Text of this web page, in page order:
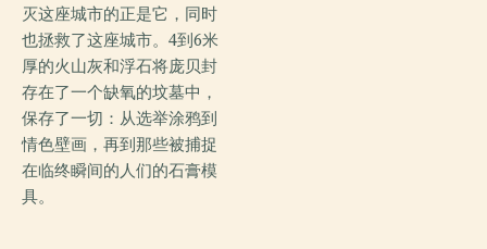
灭这座城市的正是它，同时
也拯救了这座城市。4到6米
厚的火山灰和浮石将庞贝封
存在了一个缺氧的坟墓中，
保存了一切：从选举涂鸦到
情色壁画，再到那些被捕捉
在临终瞬间的人们的石膏模
具。